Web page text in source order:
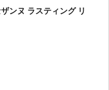
ンヌ ラスティング リ